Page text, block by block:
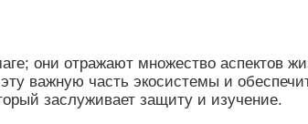
они отражают множество аспектов
важную часть экосистемы и
заслуживает защиту и изучение.